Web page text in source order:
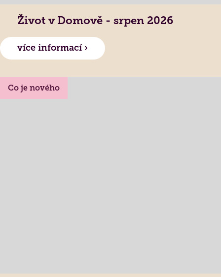
Život v Domově - srpen 2026
více informací ›
Co je nového
Získané certifikace